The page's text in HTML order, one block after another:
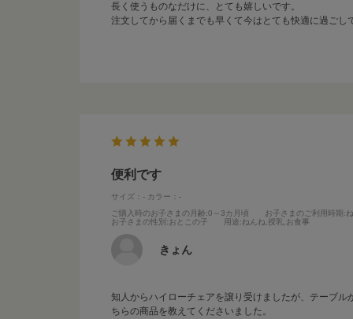
長く使うものなだけに、とても嬉しいです。
注文してから届くまでも早くて今はとても快適に過ごし
便利です
サイズ：- カラー：-
ご購入時のお子さまの月齢:0～3カ月頃 お子さまのご利用時期 :
お子さまの性別 :おとこの子 用途:ねんね,授乳,お食事
きょん
知人からハイローチェアを譲り受けましたが、テーブ
ちらの商品を教えてくださいました。